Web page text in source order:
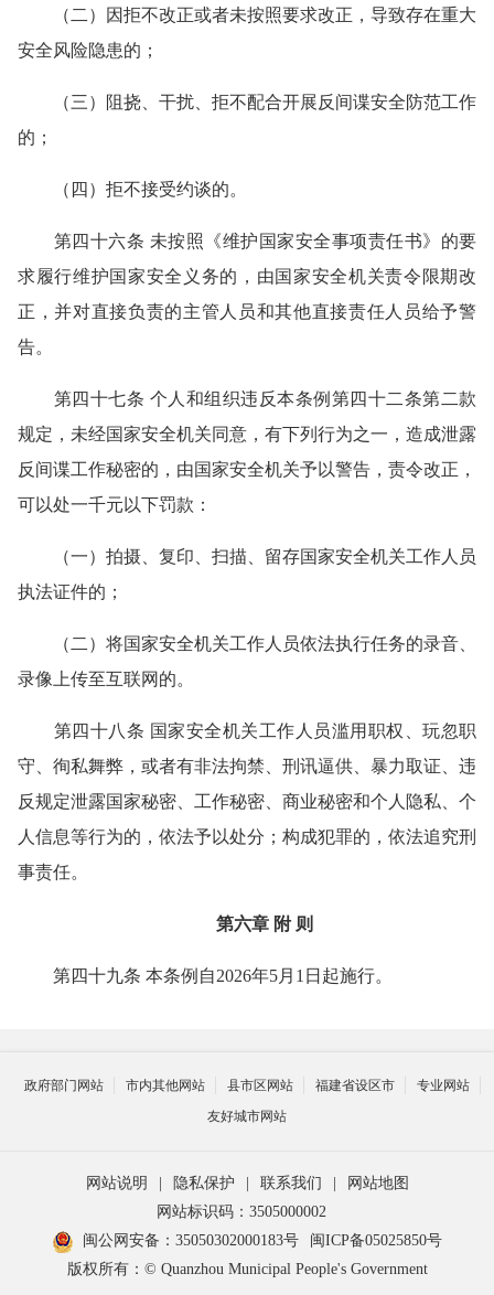
（二）因拒不改正或者未按照要求改正，导致存在重大
安全风险隐患的；
（三）阻挠、干扰、拒不配合开展反间谍安全防范工作
的；
（四）拒不接受约谈的。
第四十六条 未按照《维护国家安全事项责任书》的要
求履行维护国家安全义务的，由国家安全机关责令限期改
正，并对直接负责的主管人员和其他直接责任人员给予警
告。
第四十七条 个人和组织违反本条例第四十二条第二款
规定，未经国家安全机关同意，有下列行为之一，造成泄露
反间谍工作秘密的，由国家安全机关予以警告，责令改正，
可以处一千元以下罚款：
（一）拍摄、复印、扫描、留存国家安全机关工作人员
执法证件的；
（二）将国家安全机关工作人员依法执行任务的录音、
录像上传至互联网的。
第四十八条 国家安全机关工作人员滥用职权、玩忽职
守、徇私舞弊，或者有非法拘禁、刑讯逼供、暴力取证、违
反规定泄露国家秘密、工作秘密、商业秘密和个人隐私、个
人信息等行为的，依法予以处分；构成犯罪的，依法追究刑
事责任。
第六章 附 则
第四十九条 本条例自2026年5月1日起施行。
政府部门网站 市内其他网站 县市区网站 福建省设区市
专业网站
友好城市网站
网站说明 隐私保护 联系我们
网站地图
网站标识码：3505000002
闽公网安备：35050302000183号
闽ICP备05025850号
版权所有：© Quanzhou Municipal People's Government